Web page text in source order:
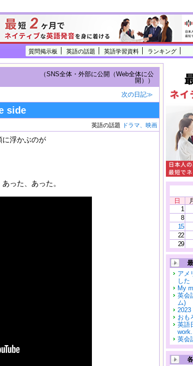
質問掲示板 英語の話題 英語学習資料 ランキング
（SNS全体・外部に公開（Web全体に公
開））
次の日記≫
side
英語の話題 ドラマ、映画
に浮かぶのが
った、あった。
日
1
8
15
22
29
アメ
した
My
英会
ム)
おも
英語
work.
英会